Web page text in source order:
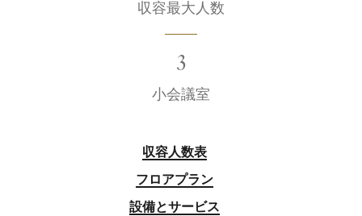
収容最大人数
3
小会議室
収容人数表
フロアプラン
設備とサービス